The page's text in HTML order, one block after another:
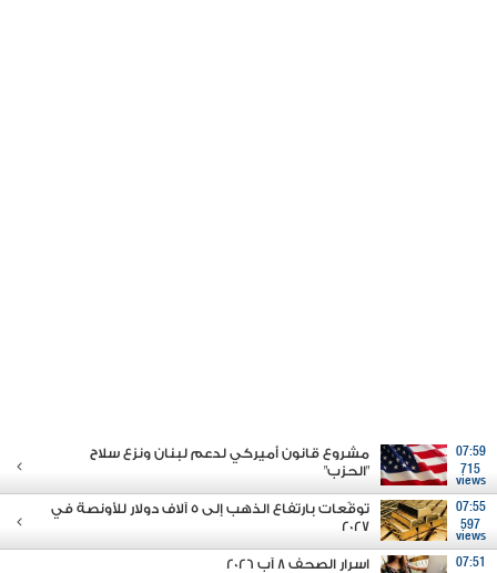
07:59
715
views
مشروع قانون أميركي لدعم لبنان ونزع سلاح
"الحزب"
07:55
597
views
توقّعات بارتفاع الذهب إلى 5 آلاف دولار للأونصة في
2027
07:51
اسرار الصحف 8 آب 2026